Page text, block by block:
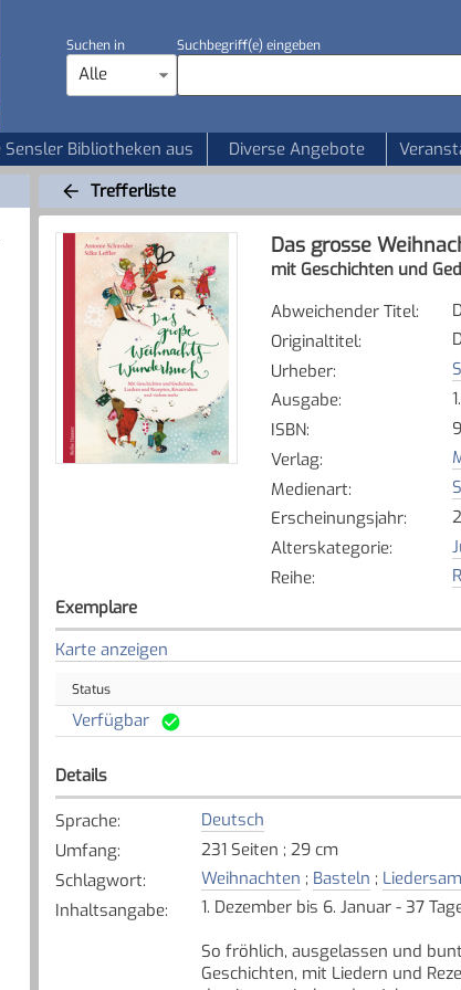
Suchen in
Alle
Suchbegriff(e) eingeben
Sensler Bibliotheken aus Diverse Angebote
Trefferliste
Das grosse
mit Geschichten und
Abweichender Titel:
Originaltitel:
Urheber:
Ausgabe:
ISBN:
Verlag:
Medienart:
Erscheinungsjahr:
Alterskategorie:
Reihe:
Exemplare
Karte anzeigen
Status
Verfügbar
Details
Sprache:
Deutsch
Umfang:
231 Seiten ; 29 cm
Schlagwort: Weihnachten ; Basteln ;
Inhaltsangabe:
1. Dezember bis 6. Januar - 37
So fröhlich, ausgelassen und
Geschichten, mit Liedern und